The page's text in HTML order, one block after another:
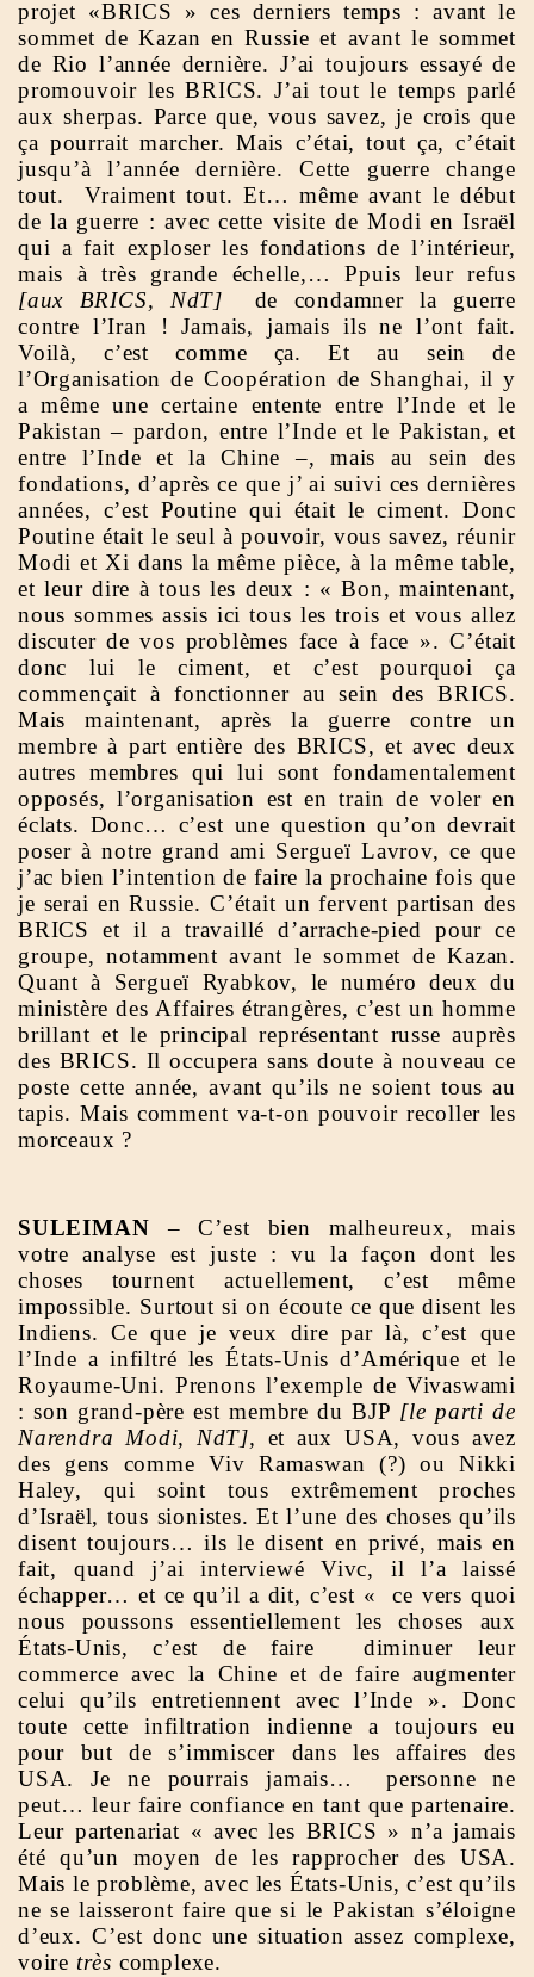
projet «BRICS » ces derniers temps : avant le
sommet de Kazan en Russie et avant le sommet
de Rio l’année dernière. J’ai toujours essayé de
promouvoir les BRICS. J’ai tout le temps parlé
aux sherpas. Parce que, vous savez, je crois que
ça pourrait marcher. Mais c’étai, tout ça, c’était
jusqu’à l’année dernière. Cette guerre change
tout. Vraiment tout. Et… même avant le début
de la guerre : avec cette visite de Modi en Israël
qui a fait exploser les fondations de l’intérieur,
mais à très grande échelle,… Ppuis leur refus
[aux BRICS, NdT] de condamner la guerre
contre l’Iran ! Jamais, jamais ils ne l’ont fait.
Voilà, c’est comme ça. Et au sein de
l’Organisation de Coopération de Shanghai, il y
a même une certaine entente entre l’Inde et le
Pakistan – pardon, entre l’Inde et le Pakistan, et
entre l’Inde et la Chine –, mais au sein des
fondations, d’après ce que j’ ai suivi ces dernières
années, c’est Poutine qui était le ciment. Donc
Poutine était le seul à pouvoir, vous savez, réunir
Modi et Xi dans la même pièce, à la même table,
et leur dire à tous les deux : « Bon, maintenant,
nous sommes assis ici tous les trois et vous allez
discuter de vos problèmes face à face ». C’était
donc lui le ciment, et c’est pourquoi ça
commençait à fonctionner au sein des BRICS.
Mais maintenant, après la guerre contre un
membre à part entière des BRICS, et avec deux
autres membres qui lui sont fondamentalement
opposés, l’organisation est en train de voler en
éclats. Donc… c’est une question qu’on devrait
poser à notre grand ami Sergueï Lavrov, ce que
j’ac bien l’intention de faire la prochaine fois que
je serai en Russie. C’était un fervent partisan des
BRICS et il a travaillé d’arrache-pied pour ce
groupe, notamment avant le sommet de Kazan.
Quant à Sergueï Ryabkov, le numéro deux du
ministère des Affaires étrangères, c’est un homme
brillant et le principal représentant russe auprès
des BRICS. Il occupera sans doute à nouveau ce
poste cette année, avant qu’ils ne soient tous au
tapis. Mais comment va-t-on pouvoir recoller les
morceaux ?
SULEIMAN– C’est bien malheureux, mais
votre analyse est juste : vu la façon dont les
choses tournent actuellement, c’est même
impossible. Surtout si on écoute ce que disent les
Indiens. Ce que je veux dire par là, c’est que
l’Inde a infiltré les États-Unis d’Amérique et le
Royaume-Uni. Prenons l’exemple de Vivaswami
: son grand-père est membre du BJP [le parti de
Narendra Modi, NdT], et aux USA, vous avez
des gens comme Viv Ramaswan (?) ou Nikki
Haley, qui soint tous extrêmement proches
d’Israël, tous sionistes. Et l’une des choses qu’ils
disent toujours… ils le disent en privé, mais en
fait, quand j’ai interviewé Vivc, il l’a laissé
échapper… et ce qu’il a dit, c’est « ce vers quoi
nous poussons essentiellement les choses aux
États-Unis, c’est de faire diminuer leur
commerce avec la Chine et de faire augmenter
celui qu’ils entretiennent avec l’Inde ». Donc
toute cette infiltration indienne a toujours eu
pour but de s’immiscer dans les affaires des
USA. Je ne pourrais jamais… personne ne
peut… leur faire confiance en tant que partenaire.
Leur partenariat « avec les BRICS » n’a jamais
été qu’un moyen de les rapprocher des USA.
Mais le problème, avec les États-Unis, c’est qu’ils
ne se laisseront faire que si le Pakistan s’éloigne
d’eux. C’est donc une situation assez complexe,
voire très complexe.